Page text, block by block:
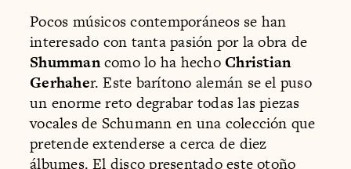
Pocos músicos contemporáneos se han
interesado con tanta pasión por la obra de
Shummancomo lo ha hechoChristian
Gerhaher. Este barítono alemán se el puso
un enorme reto degrabar todas las piezas
vocales de Schumann en una colección que
pretende extenderse a cerca de diez
álbumes. El disco presentado este otoño